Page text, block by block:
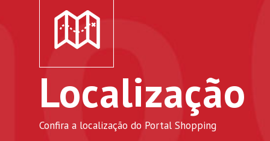
Localização
Confira a localização do Portal Shopping